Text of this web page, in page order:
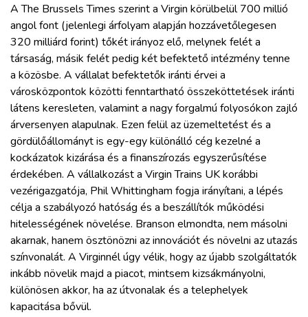
A The Brussels Times szerint a Virgin körülbelül 700 millió
angol font (jelenlegi árfolyam alapján hozzávetőlegesen
320 milliárd forint) tőkét irányoz elő, melynek felét a
társaság, másik felét pedig két befektető intézmény tenne
a közösbe. A vállalat befektetők iránti érvei a
városközpontok közötti fenntartható összeköttetések iránti
látens keresleten, valamint a nagy forgalmú folyosókon zajló
árversenyen alapulnak. Ezen felül az üzemeltetést és a
gördülőállományt is egy-egy különálló cég kezelné a
kockázatok kizárása és a finanszírozás egyszerűsítése
érdekében. A vállalkozást a Virgin Trains UK korábbi
vezérigazgatója, Phil Whittingham fogja irányítani, a lépés
célja a szabályozó hatóság és a beszállítók működési
hitelességének növelése. Branson elmondta, nem másolni
akarnak, hanem ösztönözni az innovációt és növelni az utazás
színvonalát. A Virginnél úgy vélik, hogy az újabb szolgáltatók
inkább növelik majd a piacot, mintsem kizsákmányolni,
különösen akkor, ha az útvonalak és a telephelyek
kapacitása bővül.